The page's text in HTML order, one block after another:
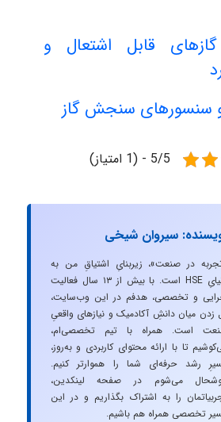
گازهای قابل اشتعال و
سنسورهای سنجش گاز
5/5 - (1 امتیاز)
سیروان شیخی
در صنعت»، زیربنایِ اشتیاقِ من به
دنیایِ HSE است. با بیش از ۱۳ سال فعالیت
و تخصصی، هدفم در این وب‌سایت،
زدن میان دانشِ آکادمیک و نیازهای واقعیِ
است. همراه با تیم تخصصی‌ام،
تا با ارائه محتوای کاربردی و به‌روز،
رشد حرفه‌ای شما را هموارتر کنیم.
می‌شوم در صفحه لینکدین،
را به اشتراک بگذاریم و در این
تخصصی همراه هم باشیم.